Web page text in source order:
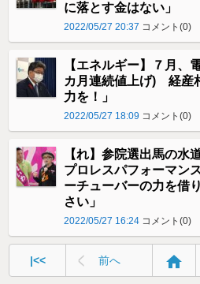
に落とす金はない」
2022/05/27 20:37 コメント(0)
【エネルギー】７月、
カ月連続値上げ) 経産
力を！」
2022/05/27 18:09 コメント(0)
【れ】参院選出馬の水
プロレスパフォーマン
ーチューバーの力を借
さい」
2022/05/27 16:24 コメント(0)
|<< 前へ home